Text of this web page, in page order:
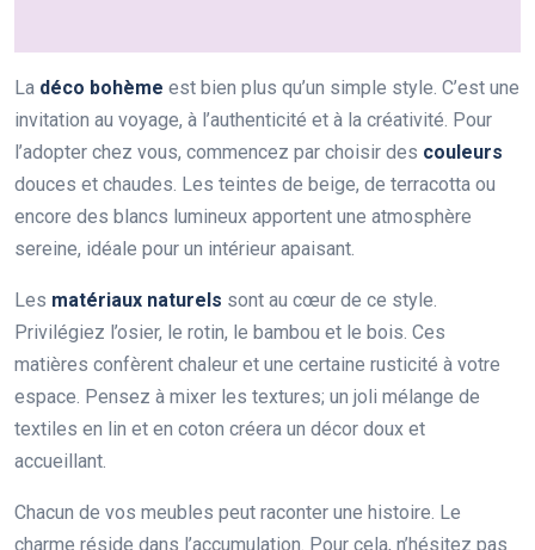
La déco bohème est bien plus qu’un simple style. C’est une
invitation au voyage, à l’authenticité et à la créativité. Pour
l’adopter chez vous, commencez par choisir des couleurs
douces et chaudes. Les teintes de beige, de terracotta ou
encore des blancs lumineux apportent une atmosphère
sereine, idéale pour un intérieur apaisant.
Les matériaux naturels sont au cœur de ce style.
Privilégiez l’osier, le rotin, le bambou et le bois. Ces
matières confèrent chaleur et une certaine rusticité à votre
espace. Pensez à mixer les textures; un joli mélange de
textiles en lin et en coton créera un décor doux et
accueillant.
Chacun de vos meubles peut raconter une histoire. Le
charme réside dans l’accumulation. Pour cela, n’hésitez pas